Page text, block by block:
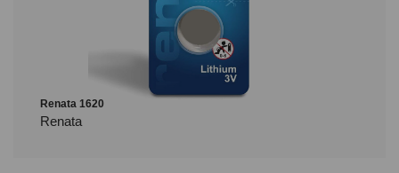
Renata 1620
Renata